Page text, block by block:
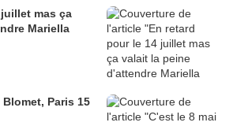
mas ça
Mariella
Paris 15